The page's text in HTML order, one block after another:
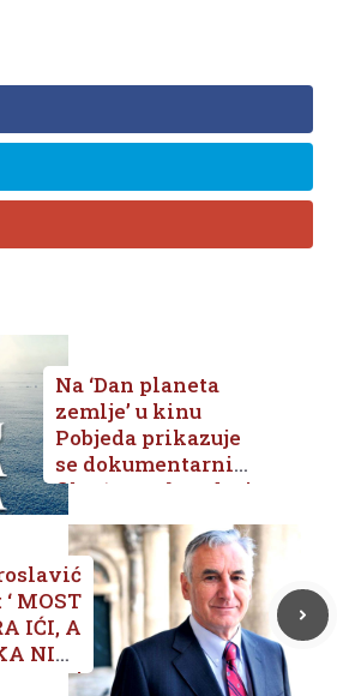
Na ‘Dan planeta
zemlje’ u kinu
Pobjeda prikazuje
se dokumentarni
film ‘Između neba i
leda’ – ulaz
besplatan
MOST
IĆI, A
NIJE